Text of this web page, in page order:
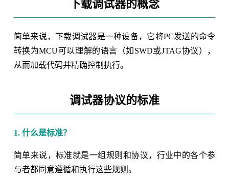
下载调试器的概念
简单来说，下载调试器是一种设备，它将PC发送的命令
转换为MCU可以理解的语言（如SWD或JTAG协议），
从而加载代码并精确控制执行。
调试器协议的标准
1. 什么是标准？
简单来说，标准就是一组规则和协议，行业中的各个参
与者都同意遵循和执行这些规则。